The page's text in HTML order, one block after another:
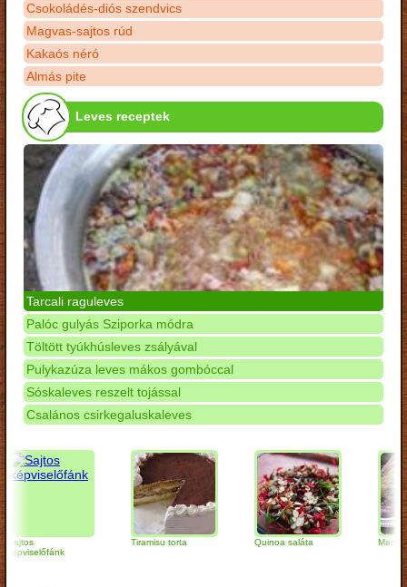
Csokoládés-diós szendvics
Magvas-sajtos rúd
Kakaós néró
Almás pite
Leves receptek
Tarcali raguleves
Palóc gulyás Sziporka módra
Töltött tyúkhúsleves zsályával
Pulykazúza leves mákos gombóccal
Sóskaleves reszelt tojással
Csalános csirkegaluskaleves
Tiramisu torta Quinoa saláta Mandulás